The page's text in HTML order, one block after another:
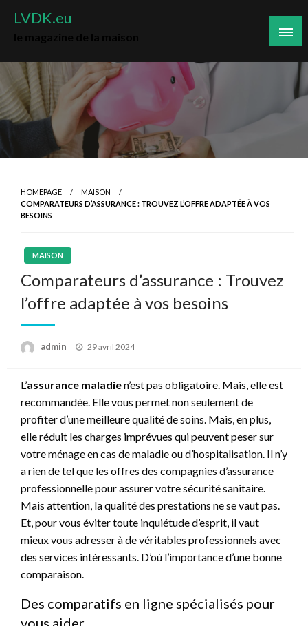
LVDK.eu
HOMEPAGE
MAISON
COMPARATEURS D’ASSURANCE : TROUVEZ L’OFFRE ADAPTÉE À VOS
BESOINS
MAISON
Comparateurs d’assurance : Trouvez
l’offre adaptée à vos besoins
admin
Posted
29 avril 2024
L’assurance maladien’est pas obligatoire. Mais, elle est
recommandée. Elle vous permet non seulement de
profiter d’une meilleure qualité de soins. Mais, en plus,
elle réduit les charges imprévues qui peuvent peser sur
votre ménage en cas de maladie ou d’hospitalisation. Il n’y
a rien de tel que les offres des compagnies d’assurance
professionnelle pour assurer votre sécurité sanitaire.
Mais attention, la qualité des prestations ne se vaut pas.
Et, pour vous éviter toute inquiétude d’esprit, il vaut
mieux vous adresser à de véritables professionnels avec
des services intéressants. D’où l’importance d’une bonne
comparaison.
Des comparatifs en ligne spécialisés pour
vous aider